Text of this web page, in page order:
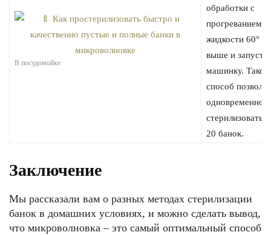
В посудомойке
обработки с
прогреванием
жидкости 60°
выше и
машинку. Такой
способ
одновременно
стерилизовать
20 банок.
Заключение
Мы рассказали вам о разных методах стерилизации
банок в домашних условиях, и можно сделать вывод,
что микроволновка – это самый оптимальный способ